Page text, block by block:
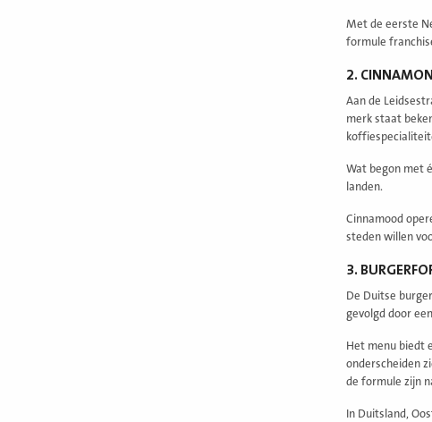
Met de eerste
formule
2.
Aan de
merk staat
Wat begon met
landen.
Cinnamood
steden willen
3.
De Duitse
gevolgd door
Het menu biedt
onderscheiden
de formule zijn
In Duitsland,